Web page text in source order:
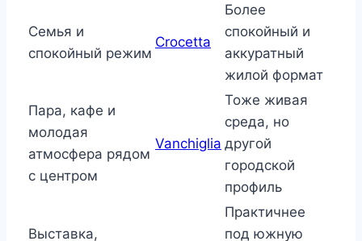
Семья и
спокойный режим
Crocetta
Более
спокойный и
аккуратный
жилой формат
Пара, кафе и
молодая
атмосфера рядом
с центром
Vanchiglia
Тоже живая
среда, но
другой
городской
профиль
Выставка,
Практичнее
под южную